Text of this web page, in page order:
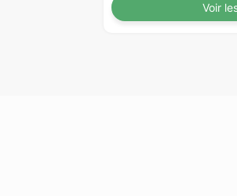
Voir